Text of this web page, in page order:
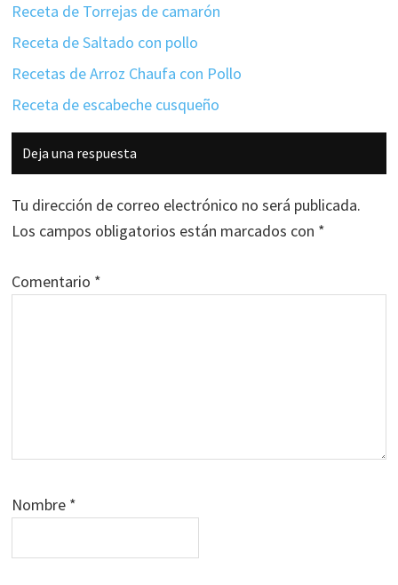
Receta de Torrejas de camarón
Receta de Saltado con pollo
Recetas de Arroz Chaufa con Pollo
Receta de escabeche cusqueño
Interacciones
con
los
lectores
Deja una respuesta
Tu dirección de correo electrónico no será publicada.
Los campos obligatorios están marcados con *
Comentario *
Nombre *